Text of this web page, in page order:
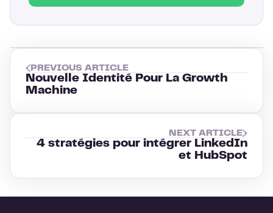
PREVIOUS ARTICLE
Nouvelle Identité Pour La Growth
Machine
NEXT ARTICLE
4 stratégies pour intégrer LinkedIn
et HubSpot